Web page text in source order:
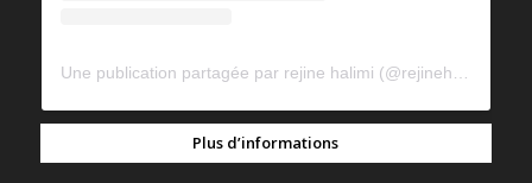
Plus d’informations